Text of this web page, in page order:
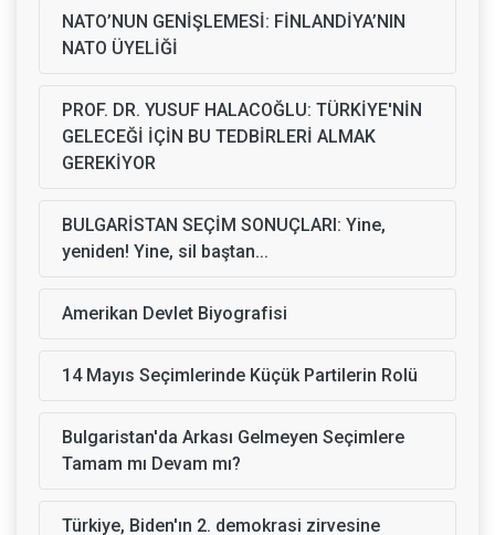
NATO’NUN GENİŞLEMESİ: FİNLANDİYA’NIN
NATO ÜYELİĞİ
PROF. DR. YUSUF HALACOĞLU: TÜRKİYE'NİN
GELECEĞİ İÇİN BU TEDBİRLERİ ALMAK
GEREKİYOR
BULGARİSTAN SEÇİM SONUÇLARI: Yine,
yeniden! Yine, sil baştan...
Amerikan Devlet Biyografisi
14 Mayıs Seçimlerinde Küçük Partilerin Rolü
Bulgaristan'da Arkası Gelmeyen Seçimlere
Tamam mı Devam mı?
Türkiye, Biden'ın 2. demokrasi zirvesine